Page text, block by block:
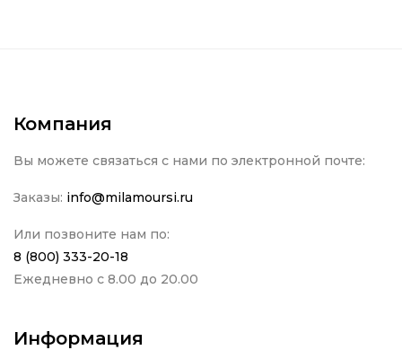
Компания
Вы можете связаться с нами по электронной почте:
Заказы: info@milamoursi.ru
Или позвоните нам по:
8 (800) 333-20-18
Ежедневно с 8.00 до 20.00
Информация